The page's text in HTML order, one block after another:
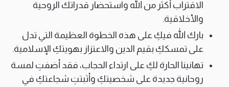
الاقتراب أكثر من الله واستحضار قدراتك الروحية
والأخلاقية.
بارك الله فيكِ على هذه الخطوة العظيمة التي تدل
على تمسككِ بقيم الدين والاعتزاز بهويتكِ الإسلامية.
تهانينا الحارة لكِ على ارتداء الحجاب، فقد أضفتِ لمسة
روحانية جديدة على شخصيتكِ وأثبتتِ شجاعتكِ في